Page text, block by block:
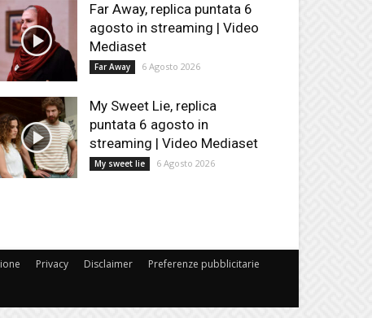
Far Away, replica puntata 6
agosto in streaming | Video
Mediaset
Far Away 6 Agosto 2026
My Sweet Lie, replica
puntata 6 agosto in
streaming | Video Mediaset
My sweet lie 6 Agosto 2026
Privacy Disclaimer Preferenze pubblicitarie